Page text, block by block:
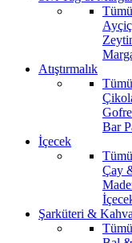
Atıştırmalık
Bar
İçecek
Çay
Şarküteri &